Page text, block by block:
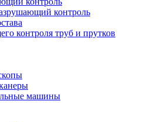
контроль
контроля труб и прутков
машины